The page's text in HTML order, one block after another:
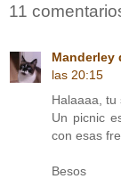
11
Manderley
las 20:15
Halaaaa, tu
Un picnic
con esas
Besos